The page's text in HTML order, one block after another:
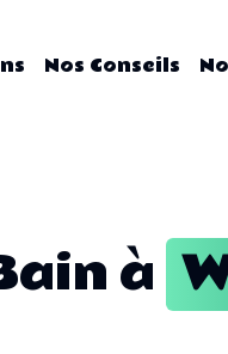
Nos Conseils
à